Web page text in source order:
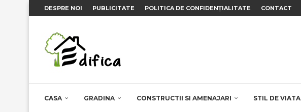
DESPRE NOI PUBLICITATE POLITICA DE CONFIDENȚIALITATE CONTACT
CASA GRADINA CONSTRUCTII SI AMENAJARI STIL DE VIATA